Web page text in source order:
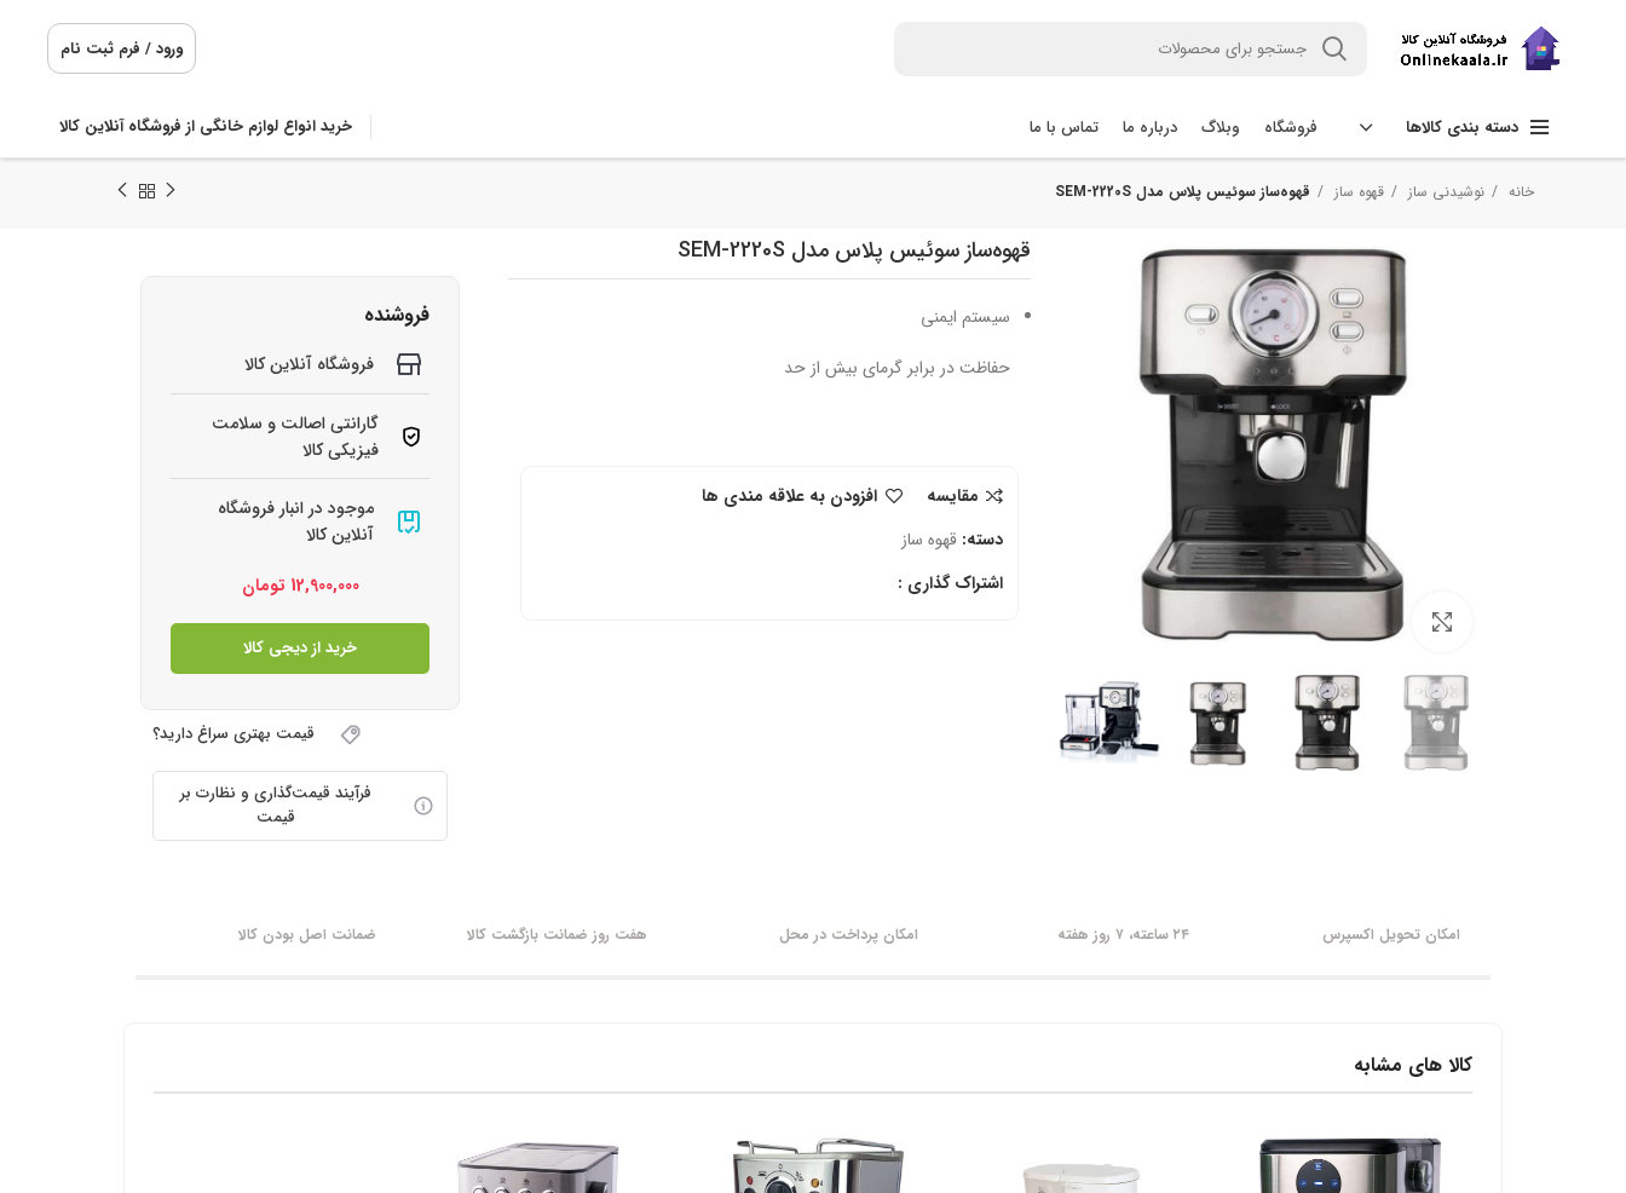
ورود / فرم ثبت نام
دسته بندی کالاها فروشگاه وبلاگ درباره ما تماس با ما خرید انواع لوازم خانگی از فروشگاه آنلاین کالا
خانه نوشیدنی ساز قهوه ساز قهوه‌ساز سوئیس پلاس مدل SEM-2220S
برای بزرگنمایی کلیک کنید
قهوه‌ساز سوئیس پلاس مدل SEM-2220S
سیستم ایمنی
حفاظت در برابر گرمای بیش از حد
مقایسه
افزودن به علاقه مندی ها
دسته: قهوه ساز
اشتراک گذاری :
فروشنده
فروشگاه آنلاین کالا
گارانتی اصالت و سلامت
فیزیکی کالا
موجود در انبار فروشگاه
آنلاین کالا
12,900,000 تومان
خرید از دیجی کالا
قیمت بهتری سراغ دارید؟
فرآیند قیمت‌گذاری و نظارت بر
قیمت
امکان تحویل اکسپرس ۲۴ ساعته، ۷ روز هفته امکان پرداخت در محل هفت روز ضمانت بازگشت کالا ضمانت اصل بودن کالا
کالا های مشابه